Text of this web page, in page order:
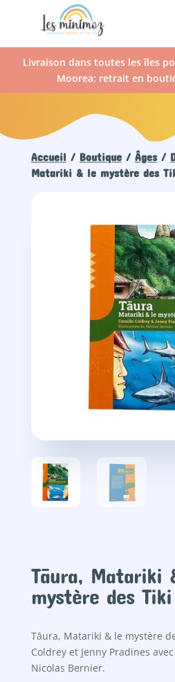
Livraison dans toutes les îles
Moorea: retrait en
Accueil / Boutique/ Âges/
Matariki & le mystère des
Tāura, Matariki
mystère des Tiki
Tāura, Matariki & le mystère
Coldrey et Jenny Pradines
Nicolas Bernier.